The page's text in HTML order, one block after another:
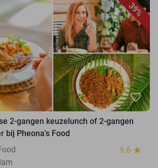
39%
favorite_border
2-gangen keuzelunch of 2-gangen
bij Pheona's Food
9.6 star